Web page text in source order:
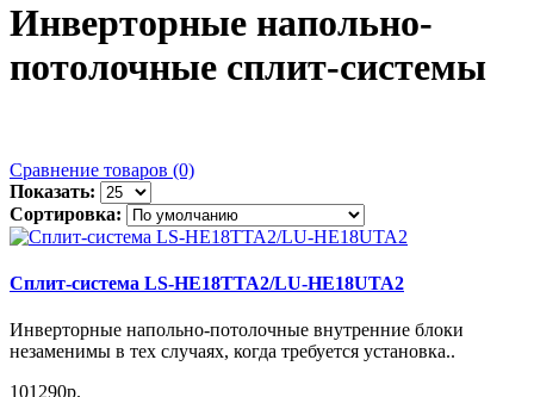
Инверторные напольно-
потолочные сплит-системы
Сравнение товаров (0)
Показать:
Сортировка:
Сплит-система LS-HE18TTA2/LU-HE18UTA2
Инверторные напольно-потолочные внутренние блоки
незаменимы в тех случаях, когда требуется установка..
101290р.